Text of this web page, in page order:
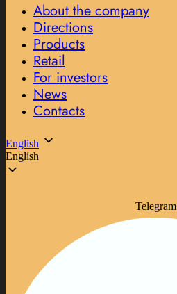
About the company
Directions
Products
Retail
For investors
News
Contacts
English
English
Telegram